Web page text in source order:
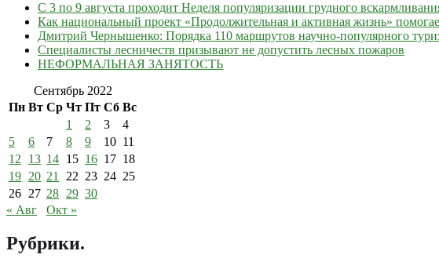
С 3 по 9 августа проходит Неделя популяризации грудного
Как национальный проект «Продолжительная и активная жизнь»
Дмитрий Чернышенко: Порядка 110 маршрутов научно-популярного
Специалисты лесничеств призывают не допустить лесных пожаров
НЕФОРМАЛЬНАЯ ЗАНЯТОСТЬ
Сентябрь 2022
Пн Вт Ср Чт Пт Сб Вс
1
2 3
4
5
6 7 8 9 10 11
12 13 14 15 16 17 18
19 20 21 22 23 24 25
26 27 28 29 30
« Авг
Окт »
Рубрики.